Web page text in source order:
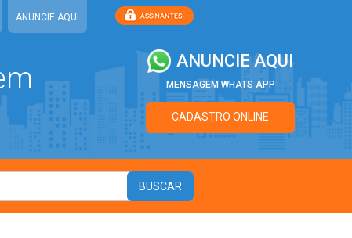
ANUNCIE AQUI
ANUNCIE AQUI
MENSAGEM WHATS APP
CADASTRO ONLINE